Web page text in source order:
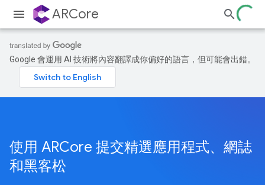
ARCore
Google 會運用 AI 技術將內容翻譯成你偏好的語言，但可能會出錯。
使用 ARCore 提交精選應用程式、網誌
和黑客松